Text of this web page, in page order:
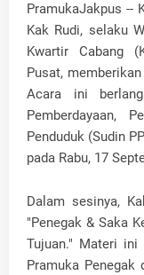
PramukaJakpus --
Kak Rudi, selaku
Kwartir Cabang
Pusat,
Acara ini
Pemberdayaan,
Penduduk (Sudin
pada Rabu, 17
Dalam sesinya,
"Penegak & Saka
Tujuan." Materi ini
Pramuka Penegak